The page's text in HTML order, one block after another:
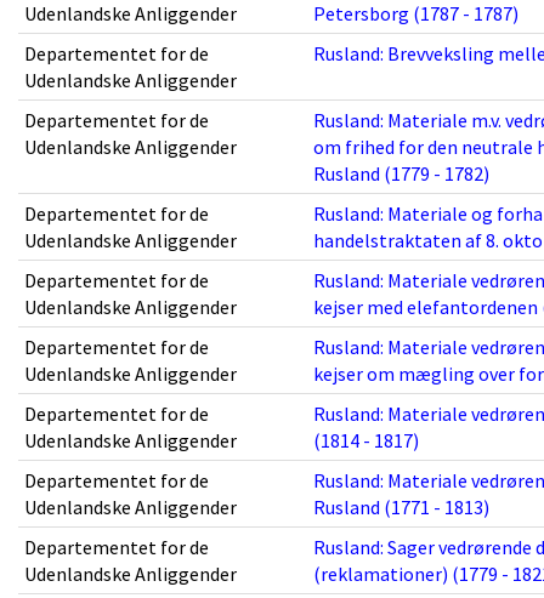
Udenlandske Anliggender
Petersborg (1787 - 1787)
Departementet for de
Udenlandske Anliggender
Rusland: Brevveksling
Departementet for de
Udenlandske Anliggender
Rusland: Materiale m.v.
om frihed for den neutrale
Rusland (1779 - 1782)
Departementet for de
Udenlandske Anliggender
Rusland: Materiale og
handelstraktaten af 8.
Departementet for de
Udenlandske Anliggender
Rusland: Materiale
kejser med elefantordenen
Departementet for de
Udenlandske Anliggender
Rusland: Materiale
kejser om mægling over for
Departementet for de
Udenlandske Anliggender
Rusland: Materiale
(1814 - 1817)
Departementet for de
Udenlandske Anliggender
Rusland: Materiale
Rusland (1771 - 1813)
Departementet for de
Udenlandske Anliggender
Rusland: Sager
(reklamationer) (1779 -